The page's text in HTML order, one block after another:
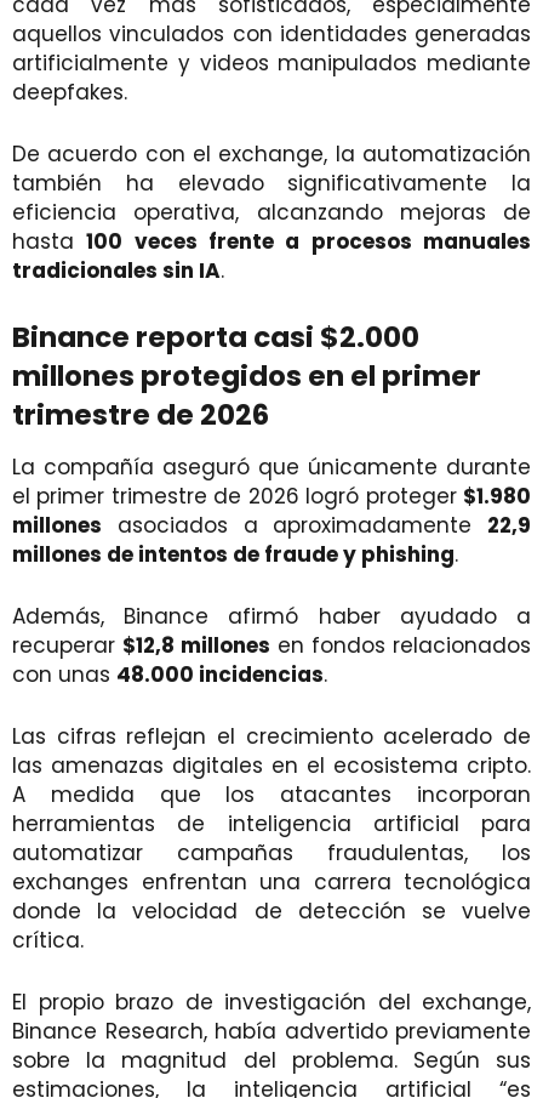
aquellos vinculados con identidades generadas
artificialmente y videos manipulados mediante
deepfakes.
De acuerdo con el exchange, la automatización
también ha elevado significativamente la
eficiencia operativa, alcanzando mejoras de
hasta100 veces frente a procesos manuales
tradicionales sin IA.
Binance reporta casi $2.000
millones protegidos en el primer
trimestre de 2026
La compañía aseguró que únicamente durante
el primer trimestre de 2026 logró proteger $1.980
millones asociados a aproximadamente 22,9
millones de intentos de fraude y phishing.
Además, Binance afirmó haber ayudado a
recuperar $12,8 millones en fondos relacionados
con unas 48.000 incidencias.
Las cifras reflejan el crecimiento acelerado de
las amenazas digitales en el ecosistema cripto.
A medida que los atacantes incorporan
herramientas de inteligencia artificial para
automatizar campañas fraudulentas, los
exchanges enfrentan una carrera tecnológica
donde la velocidad de detección se vuelve
crítica.
El propio brazo de investigación del exchange,
Binance Research, había advertido previamente
sobre la magnitud del problema. Según sus
estimaciones, la inteligencia artificial “es